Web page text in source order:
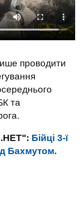
проводити
та
Бійці 3-ї
Бахмутом.